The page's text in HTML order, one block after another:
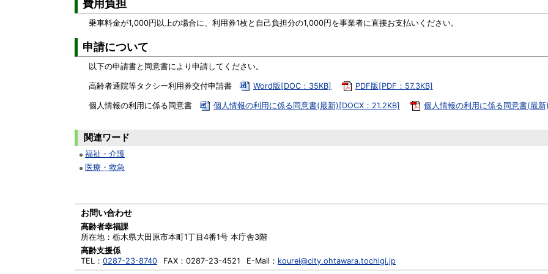
費用負担
乗車料金が1,000円以上の場合に、利用券1枚と自己負担分の1,000円を事業者に直接お支払いください。
申請について
以下の申請書と同意書により申請してください。
高齢者通院等タクシー利用券交付申請書 Word版[DOC：35KB] PDF版[PDF：57.3KB]
個人情報の利用に係る同意書 個人情報の利用に係る同意書(最新)[DOCX：21.2KB] 個人情報の利用に係る同意書(最
関連ワード
福祉・介護
医療・救急
お問い合わせ
高齢者幸福課
所在地： 栃木県大田原市本町1丁目4番1号 本庁舎3階
高齢支援係
TEL： 0287-23-8740 FAX： 0287-23-4521 E-Mail： kourei@city.ohtawara.tochigi.jp